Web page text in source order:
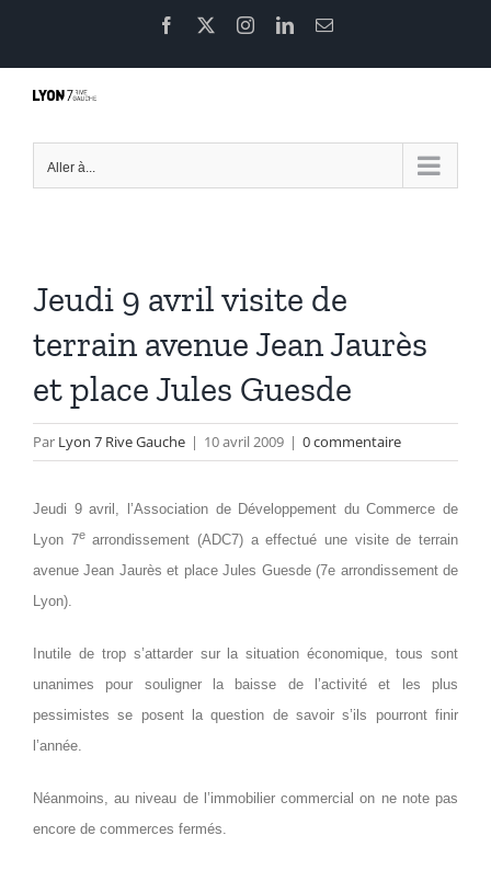
contenu
Facebook InstagramLinkedInEmail
Aller à...
Jeudi 9 avril visite de
terrain avenue Jean Jaurès
et place Jules Guesde
Par Lyon 7 Rive Gauche | 10 avril 2009 | 0 commentaire
Jeudi 9 avril, l’Association de Développement du Commerce de
Lyon 7earrondissement (ADC7) a effectué une visite de terrain
avenue Jean Jaurès et place Jules Guesde (7e arrondissement de
Lyon).
Inutile de trop s’attarder sur la situation économique, tous sont
unanimes pour souligner la baisse de l’activité et les plus
pessimistes se posent la question de savoir s’ils pourront finir
l’année.
Néanmoins, au niveau de l’immobilier commercial on ne note pas
encore de commerces fermés.